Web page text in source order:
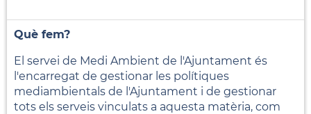
Què fem?
El servei de Medi Ambient de l'Ajuntament és
l'encarregat de gestionar les polítiques
mediambientals de l'Ajuntament i de gestionar
tots els serveis vinculats a aquesta matèria, com